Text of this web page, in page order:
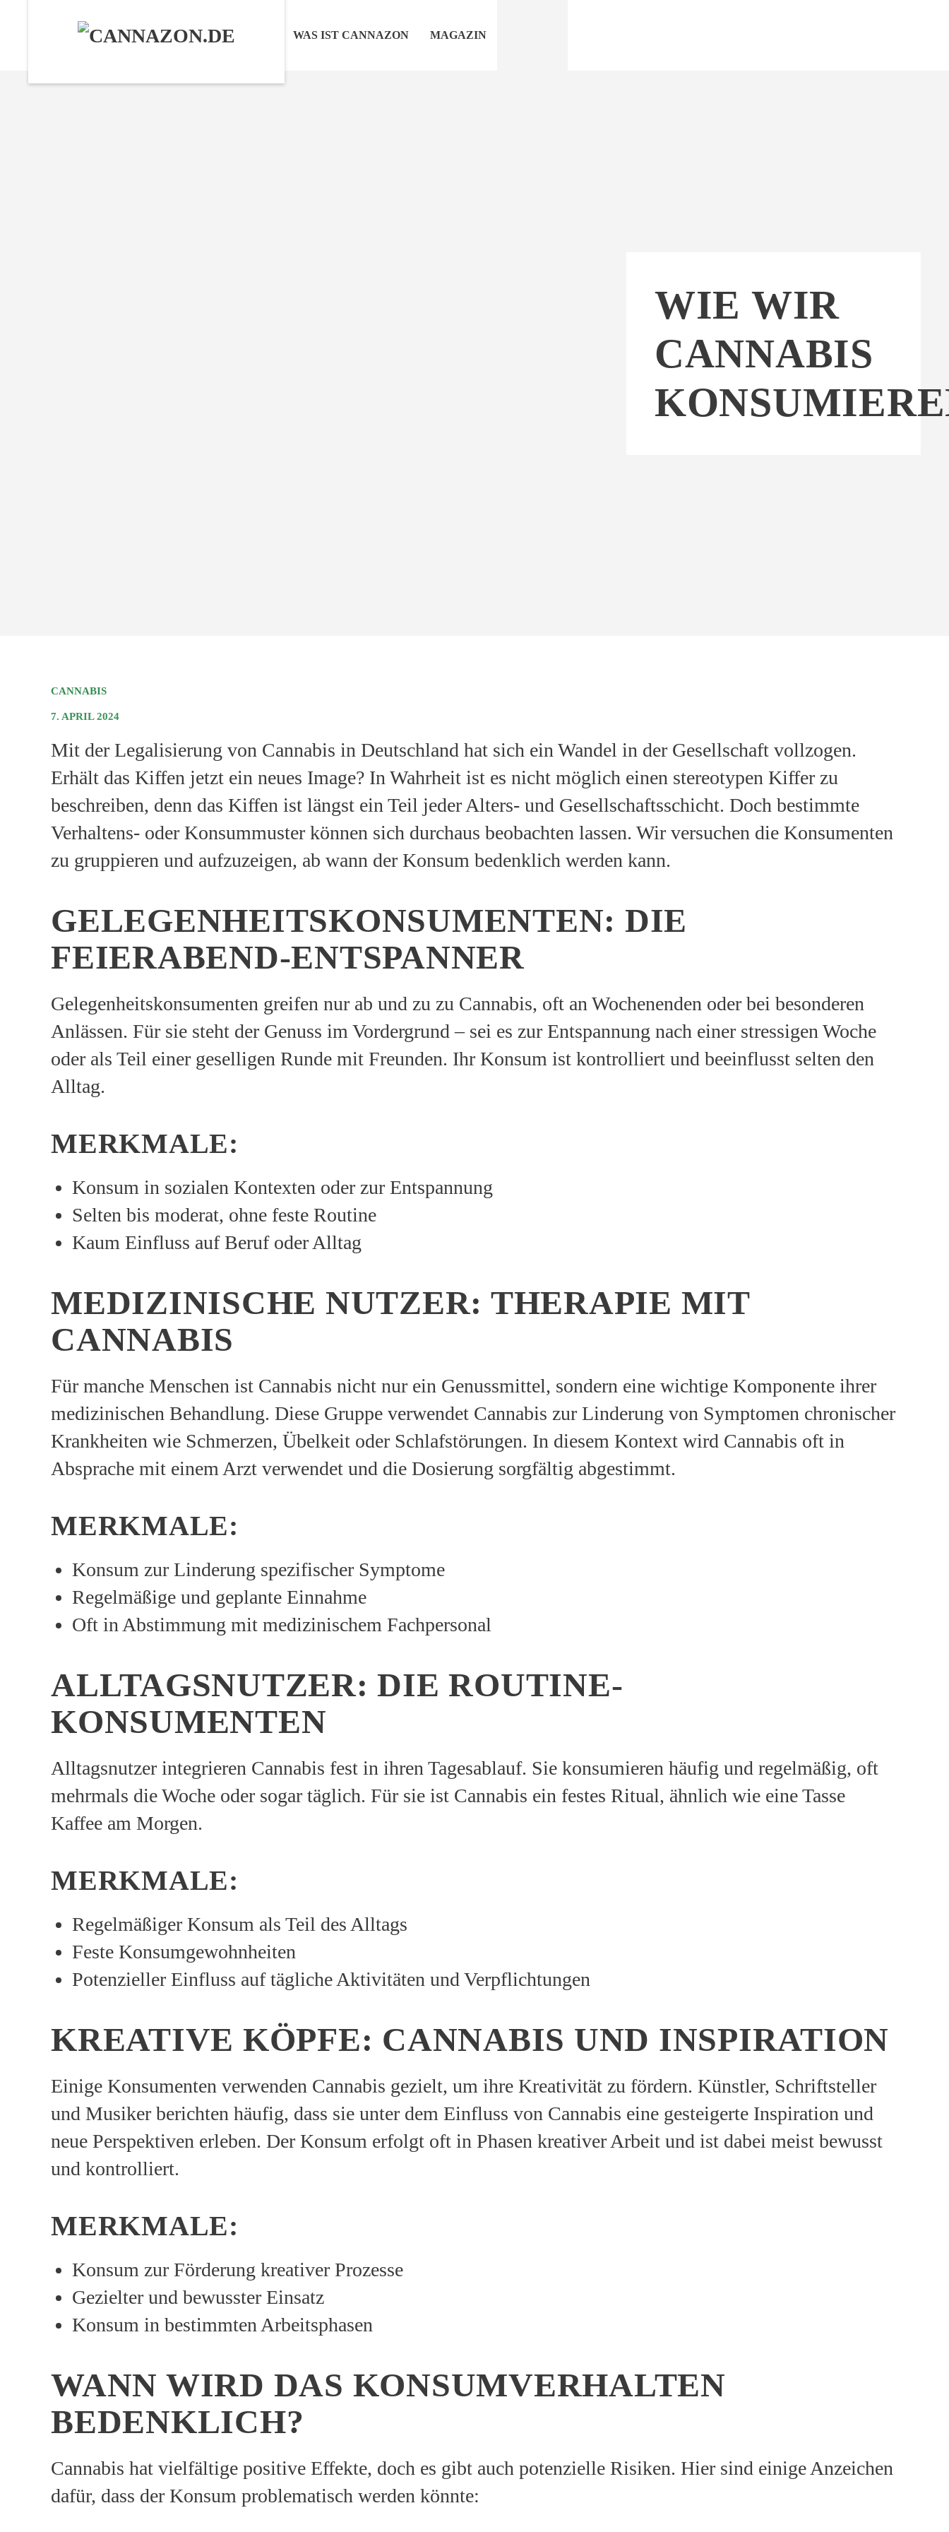
Skip to main content WAS IST CANNAZON MAGAZIN
WIE WIR
CANNABIS
CANNABIS
7. APRIL 2024
Mit der Legalisierung von Cannabis in Deutschland hat sich ein Wandel in der Gesellschaft vollzogen.
Erhält das Kiffen jetzt ein neues Image? In Wahrheit ist es nicht möglich einen stereotypen Kiffer zu
beschreiben, denn das Kiffen ist längst ein Teil jeder Alters- und Gesellschaftsschicht. Doch bestimmte
Verhaltens- oder Konsummuster können sich durchaus beobachten lassen. Wir versuchen die Konsumenten
zu gruppieren und aufzuzeigen, ab wann der Konsum bedenklich werden kann.
GELEGENHEITSKONSUMENTEN: DIE
FEIERABEND-ENTSPANNER
Gelegenheitskonsumenten greifen nur ab und zu zu Cannabis, oft an Wochenenden oder bei besonderen
Anlässen. Für sie steht der Genuss im Vordergrund – sei es zur Entspannung nach einer stressigen Woche
oder als Teil einer geselligen Runde mit Freunden. Ihr Konsum ist kontrolliert und beeinflusst selten den
Alltag.
MERKMALE:
Konsum in sozialen Kontexten oder zur Entspannung
Selten bis moderat, ohne feste Routine
Kaum Einfluss auf Beruf oder Alltag
MEDIZINISCHE NUTZER: THERAPIE MIT
CANNABIS
Für manche Menschen ist Cannabis nicht nur ein Genussmittel, sondern eine wichtige Komponente ihrer
medizinischen Behandlung. Diese Gruppe verwendet Cannabis zur Linderung von Symptomen chronischer
Krankheiten wie Schmerzen, Übelkeit oder Schlafstörungen. In diesem Kontext wird Cannabis oft in
Absprache mit einem Arzt verwendet und die Dosierung sorgfältig abgestimmt.
MERKMALE:
Konsum zur Linderung spezifischer Symptome
Regelmäßige und geplante Einnahme
Oft in Abstimmung mit medizinischem Fachpersonal
ALLTAGSNUTZER: DIE ROUTINE-
KONSUMENTEN
Alltagsnutzer integrieren Cannabis fest in ihren Tagesablauf. Sie konsumieren häufig und regelmäßig, oft
mehrmals die Woche oder sogar täglich. Für sie ist Cannabis ein festes Ritual, ähnlich wie eine Tasse
Kaffee am Morgen.
MERKMALE:
Regelmäßiger Konsum als Teil des Alltags
Feste Konsumgewohnheiten
Potenzieller Einfluss auf tägliche Aktivitäten und Verpflichtungen
KREATIVE KÖPFE: CANNABIS UND INSPIRATION
Einige Konsumenten verwenden Cannabis gezielt, um ihre Kreativität zu fördern. Künstler, Schriftsteller
und Musiker berichten häufig, dass sie unter dem Einfluss von Cannabis eine gesteigerte Inspiration und
neue Perspektiven erleben. Der Konsum erfolgt oft in Phasen kreativer Arbeit und ist dabei meist bewusst
und kontrolliert.
MERKMALE:
Konsum zur Förderung kreativer Prozesse
Gezielter und bewusster Einsatz
Konsum in bestimmten Arbeitsphasen
WANN WIRD DAS KONSUMVERHALTEN
BEDENKLICH?
Cannabis hat vielfältige positive Effekte, doch es gibt auch potenzielle Risiken. Hier sind einige Anzeichen
dafür, dass der Konsum problematisch werden könnte: